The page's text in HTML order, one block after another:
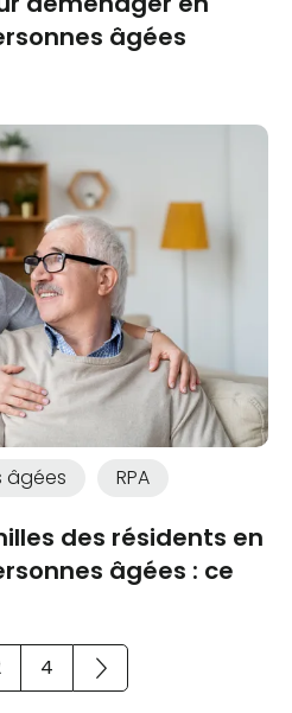
âgées
âgées RPA
des résidents en
âgées : ce
4